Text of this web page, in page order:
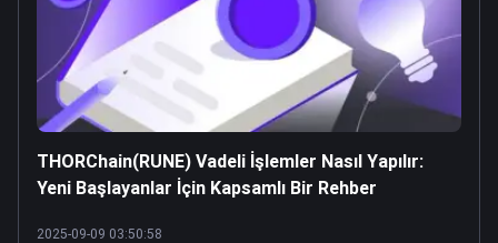
THORChain(RUNE) Vadeli İşlemler Nasıl Yapılır:
Yeni Başlayanlar İçin Kapsamlı Bir Rehber
2025-09-09 03:50:58